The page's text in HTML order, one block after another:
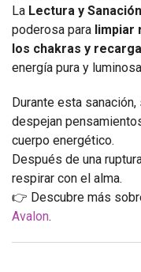
La Lectura y
poderosa para limpiar
los chakras y
energía pura y
Durante esta
despejan
cuerpo energético.
Después de una
respirar con el alma.
👉 Descubre más
Avalon.